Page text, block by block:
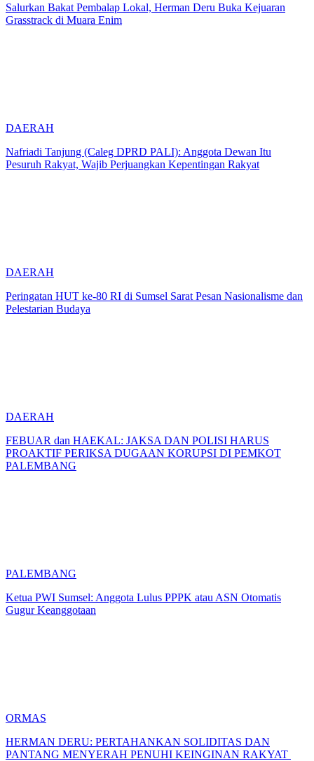
Salurkan Bakat Pembalap Lokal, Herman Deru Buka Kejuaran
Grasstrack di Muara Enim
DAERAH
Nafriadi Tanjung (Caleg DPRD PALI): Anggota Dewan Itu
Pesuruh Rakyat, Wajib Perjuangkan Kepentingan Rakyat
DAERAH
Peringatan HUT ke-80 RI di Sumsel Sarat Pesan Nasionalisme dan
Pelestarian Budaya
DAERAH
FEBUAR dan HAEKAL: JAKSA DAN POLISI HARUS
PROAKTIF PERIKSA DUGAAN KORUPSI DI PEMKOT
PALEMBANG
PALEMBANG
Ketua PWI Sumsel: Anggota Lulus PPPK atau ASN Otomatis
Gugur Keanggotaan
ORMAS
HERMAN DERU: PERTAHANKAN SOLIDITAS DAN
PANTANG MENYERAH PENUHI KEINGINAN RAKYAT